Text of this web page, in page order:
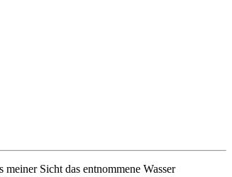
Sicht das entnommene Wasser